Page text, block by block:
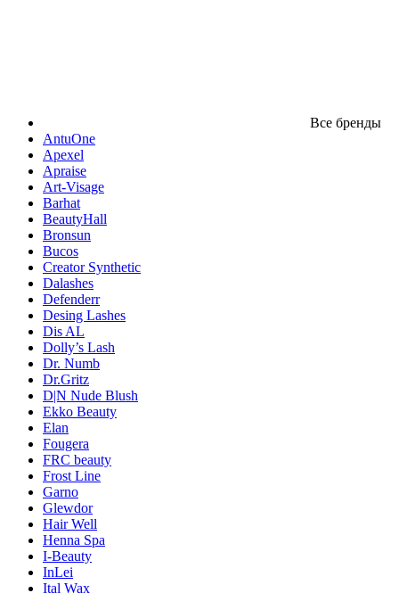
Все бренды
AntuOne
Apexel
Apraise
Art-Visage
Barhat
BeautyHall
Bronsun
Bucos
Creator Synthetic
Dalashes
Defenderr
Desing Lashes
Dis AL
Dolly’s Lash
Dr. Numb
Dr.Gritz
D|N Nude Blush
Ekko Beauty
Elan
Fougera
FRC beauty
Frost Line
Garno
Glewdor
Hair Well
Henna Spa
I-Beauty
InLei
Ital Wax